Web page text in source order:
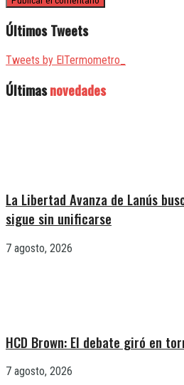
Últimos Tweets
Tweets by ElTermometro_
Últimasnovedades
La Libertad Avanza de Lanús
sigue sin unificarse
7 agosto, 2026
HCD Brown: El debate giró en
7 agosto, 2026